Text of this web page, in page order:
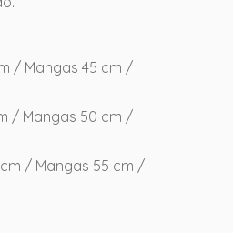
/ Mangas 45 cm /
/ Mangas 50 cm /
cm / Mangas 55 cm /